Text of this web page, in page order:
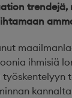
ihmisiä